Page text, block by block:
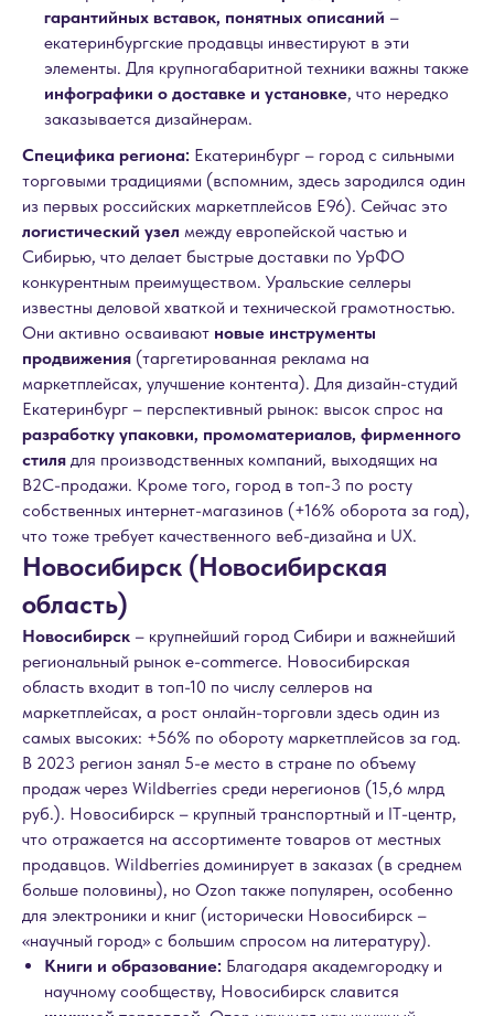
гарантийных вставок, понятных описаний –
екатеринбургские продавцы инвестируют в эти
элементы. Для крупногабаритной техники важны также
инфографики о доставке и установке, что нередко
заказывается дизайнерам.
Специфика региона: Екатеринбург – город с сильными
торговыми традициями (вспомним, здесь зародился один
из первых российских маркетплейсов E96). Сейчас это
логистический узел между европейской частью и
Сибирью, что делает быстрые доставки по УрФО
конкурентным преимуществом. Уральские селлеры
известны деловой хваткой и технической грамотностью.
Они активно осваивают новые инструменты
продвижения (таргетированная реклама на
маркетплейсах, улучшение контента). Для дизайн-студий
Екатеринбург – перспективный рынок: высок спрос на
разработку упаковки, промоматериалов, фирменного
стиля для производственных компаний, выходящих на
B2C-продажи. Кроме того, город в топ-3 по росту
собственных интернет-магазинов (+16% оборота за год),
что тоже требует качественного веб-дизайна и UX.
Новосибирск (Новосибирская
область)
Новосибирск – крупнейший город Сибири и важнейший
региональный рынок e-commerce. Новосибирская
область входит в топ-10 по числу селлеров на
маркетплейсах, а рост онлайн-торговли здесь один из
самых высоких: +56% по обороту маркетплейсов за год.
В 2023 регион занял 5-е место в стране по объему
продаж через Wildberries среди нерегионов (15,6 млрд
руб.). Новосибирск – крупный транспортный и IT-центр,
что отражается на ассортименте товаров от местных
продавцов. Wildberries доминирует в заказах (в среднем
больше половины), но Ozon также популярен, особенно
для электроники и книг (исторически Новосибирск –
«научный город» с большим спросом на литературу).
Книги и образование: Благодаря академгородку и
научному сообществу, Новосибирск славится